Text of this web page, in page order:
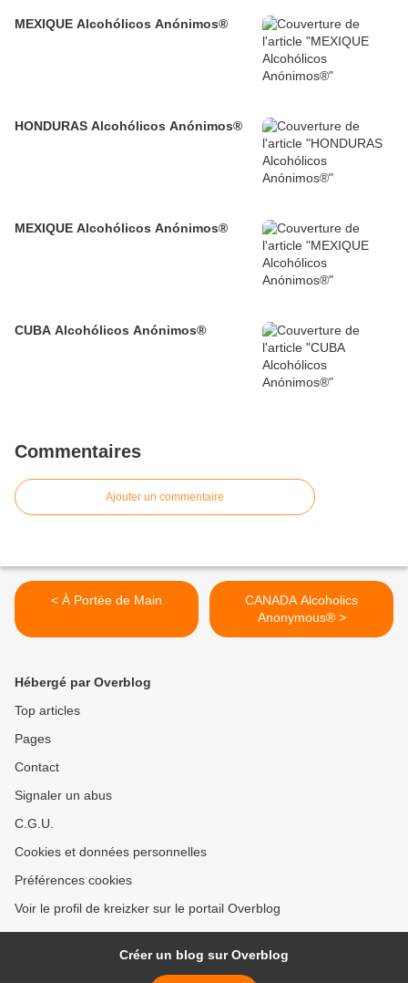
MEXIQUE Alcohólicos Anónimos®
HONDURAS Alcohólicos Anónimos®
MEXIQUE Alcohólicos Anónimos®
CUBA Alcohólicos Anónimos®
Commentaires
Ajouter un commentaire
< À Portée de Main
CANADA Alcoholics
Anonymous® >
Hébergé par Overblog
Top articles
Pages
Contact
Signaler un abus
C.G.U.
Cookies et données personnelles
Préférences cookies
Voir le profil de kreizker sur le portail Overblog
Créer un blog sur Overblog